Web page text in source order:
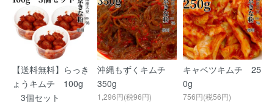
【送料無料】らっき
ょうキムチ 100g
3個セット
沖縄もずくキムチ
350g
1,296円(税96円)
キャベツキムチ 25
0g
756円(税56円)